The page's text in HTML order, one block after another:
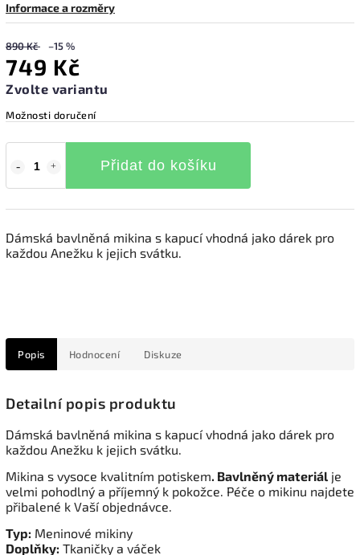
Informace a rozměry
890 Kč –15 %
749 Kč
Zvolte variantu
Možnosti doručení
Přidat do košíku
Dámská bavlněná mikina s kapucí vhodná jako dárek pro
každou Anežku k jejich svátku.
Popis Hodnocení Diskuze
Detailní popis produktu
Dámská bavlněná mikina s kapucí vhodná jako dárek pro
každou Anežku k jejich svátku.
Mikina s vysoce kvalitním potiskem. Bavlněný materiál je
velmi pohodlný a příjemný k pokožce. Péče o mikinu najdete
přibalené k Vaší objednávce.
Typ: Meninové mikiny
Doplňky: Tkaničky a váček